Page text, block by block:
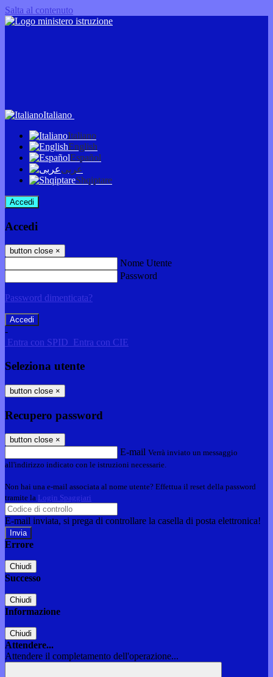
Salta al contenuto
Italiano
Italiano
English
Español
عربى
Shqiptare
Accedi
Accedi
button close ×
Nome Utente
Password
Password dimenticata?
-
Entra con SPID Entra con CIE
Seleziona utente
button close ×
Recupero password
button close ×
E-mail Verrà inviato un messaggio
all'indirizzo indicato con le istruzioni necessarie.
Non hai una e-mail associata al nome utente? Effettua il reset della password
tramite la Login Spaggiari
E-mail inviata, si prega di controllare la casella di posta elettronica!
Errore
Chiudi
Successo
Chiudi
Informazione
Chiudi
Attendere...
Attendere il completamento dell'operazione...